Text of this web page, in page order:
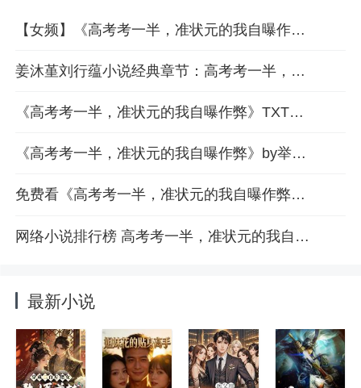
【女频】《高考考一半，准状元的我自曝作弊》第1章更新提前看
姜沐堇刘行蕴小说经典章节：高考考一半，准状元的我自曝作弊第9章
《高考考一半，准状元的我自曝作弊》TXT全文免费 姜沐堇刘行蕴小说在线阅读
《高考考一半，准状元的我自曝作弊》by举个栗子全文免费阅读第4章
免费看《高考考一半，准状元的我自曝作弊》的小说平台 最新章节5推送
网络小说排行榜 高考考一半，准状元的我自曝作弊精彩章节6邀你试读
最新小说